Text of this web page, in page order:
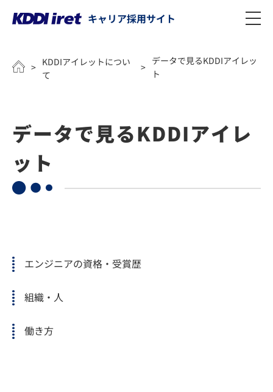
キャリア採用サイト
> KDDIアイレットについ
て
>
データで見るKDDIアイレッ
ト
データで見るKDDIアイレ
ット
エンジニアの資格・受賞歴
組織・人
働き方